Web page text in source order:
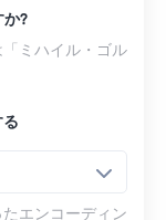
か?
ミハイル・ゴル
エンコーディン